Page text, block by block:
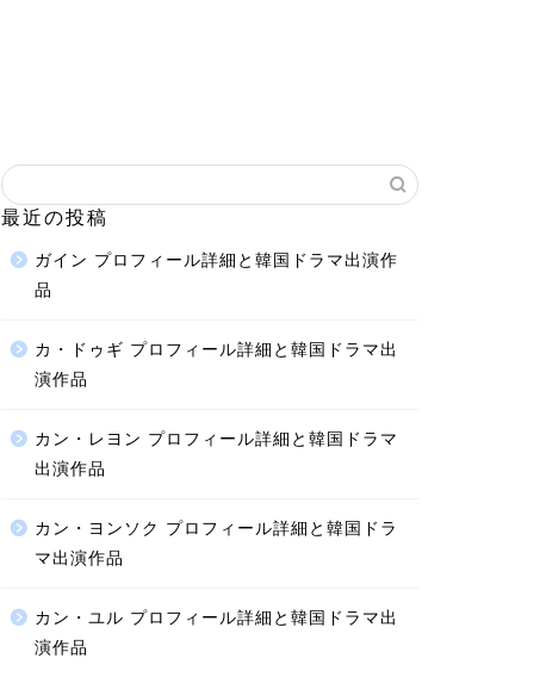
最近の投稿
ガイン プロフィール詳細と韓国ドラマ出演作
品
カ・ドゥギ プロフィール詳細と韓国ドラマ出
演作品
カン・レヨン プロフィール詳細と韓国ドラマ
出演作品
カン・ヨンソク プロフィール詳細と韓国ドラ
マ出演作品
カン・ユル プロフィール詳細と韓国ドラマ出
演作品